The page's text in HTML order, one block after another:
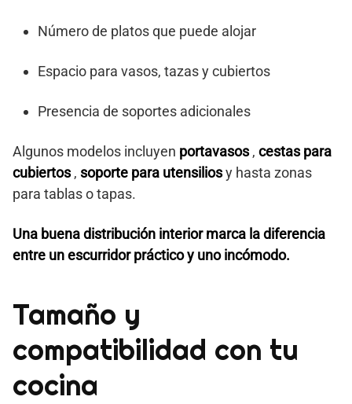
Número de platos que puede alojar
Espacio para vasos, tazas y cubiertos
Presencia de soportes adicionales
Algunos modelos incluyen portavasos, cestas para
cubiertos, soporte para utensiliosy hasta zonas
para tablas o tapas.
Una buena distribución interior marca la diferencia
entre un escurridor práctico y uno incómodo.
Tamaño y
compatibilidad con tu
cocina